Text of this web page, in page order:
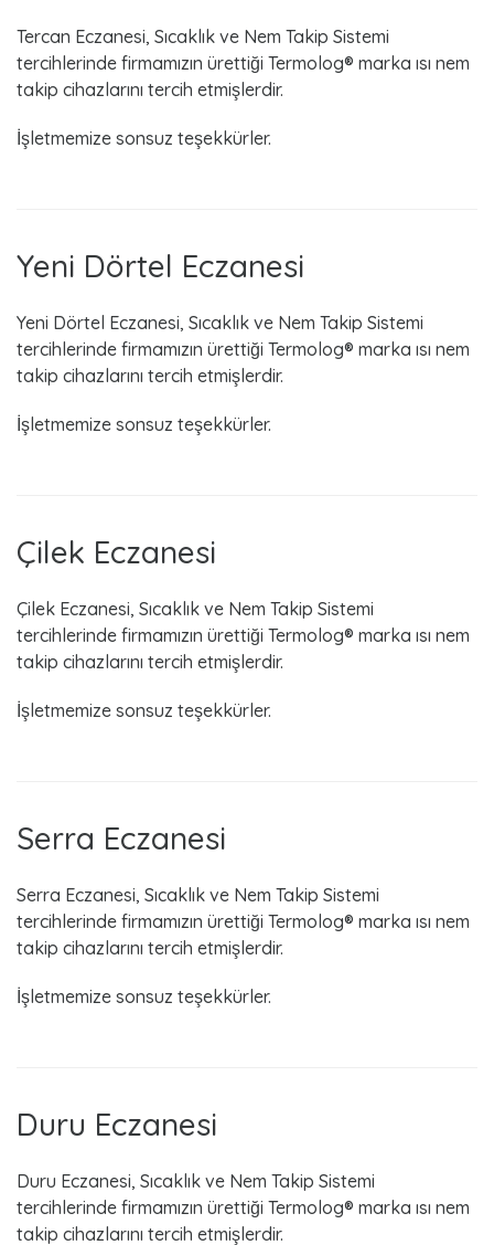
Tercan Eczanesi, Sıcaklık ve Nem Takip Sistemi
tercihlerinde firmamızın ürettiği Termolog® marka ısı nem
takip cihazlarını tercih etmişlerdir.
İşletmemize sonsuz teşekkürler.
Yeni Dörtel Eczanesi
Yeni Dörtel Eczanesi, Sıcaklık ve Nem Takip Sistemi
tercihlerinde firmamızın ürettiği Termolog® marka ısı nem
takip cihazlarını tercih etmişlerdir.
İşletmemize sonsuz teşekkürler.
Çilek Eczanesi
Çilek Eczanesi, Sıcaklık ve Nem Takip Sistemi
tercihlerinde firmamızın ürettiği Termolog® marka ısı nem
takip cihazlarını tercih etmişlerdir.
İşletmemize sonsuz teşekkürler.
Serra Eczanesi
Serra Eczanesi, Sıcaklık ve Nem Takip Sistemi
tercihlerinde firmamızın ürettiği Termolog® marka ısı nem
takip cihazlarını tercih etmişlerdir.
İşletmemize sonsuz teşekkürler.
Duru Eczanesi
Duru Eczanesi, Sıcaklık ve Nem Takip Sistemi
tercihlerinde firmamızın ürettiği Termolog® marka ısı nem
takip cihazlarını tercih etmişlerdir.